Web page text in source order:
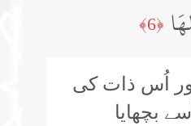
﴿6﴾
اُس ذات کی
بچھایا